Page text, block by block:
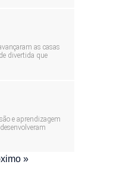
as casas
divertida que
e aprendizagem
»